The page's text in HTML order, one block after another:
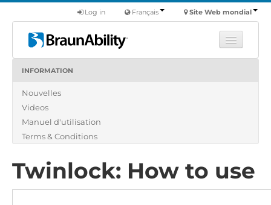
Site Web mondial
Français
Log in
Produits
Nous
Trouver un revendeur
INFORMATION
Nouvelles
Videos
Manuel d'utilisation
Terms & Conditions
Twinlock: How to use